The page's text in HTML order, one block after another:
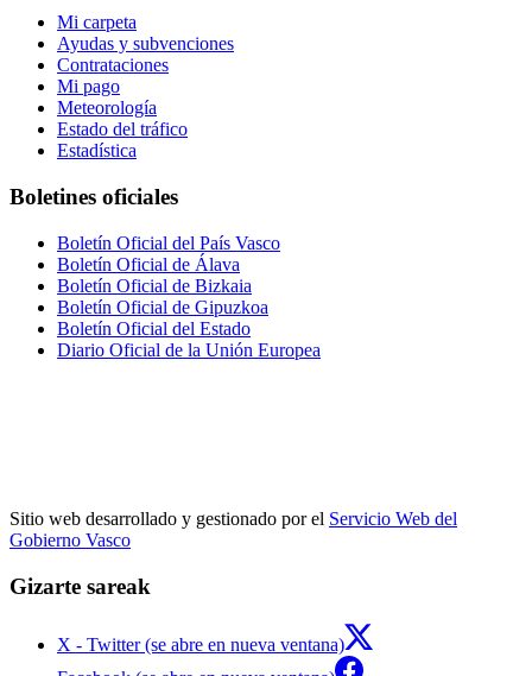
Mi carpeta
Ayudas y subvenciones
Contrataciones
Mi pago
Meteorología
Estado del tráfico
Estadística
Boletines oficiales
Boletín Oficial del País Vasco
Boletín Oficial de Álava
Boletín Oficial de Bizkaia
Boletín Oficial de Gipuzkoa
Boletín Oficial del Estado
Diario Oficial de la Unión Europea
Sitio web desarrollado y gestionado por el Servicio Web del
Gobierno Vasco
Gizarte sareak
X - Twitter (se abre en nueva ventana)